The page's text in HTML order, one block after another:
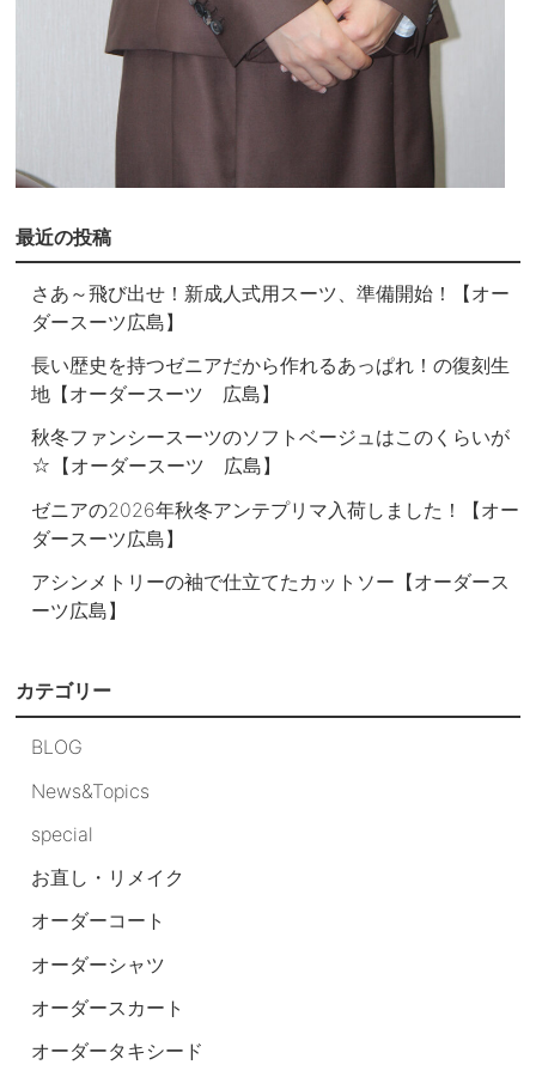
最近の投稿
さあ～飛び出せ！新成人式用スーツ、準備開始！【オー
ダースーツ広島】
長い歴史を持つゼニアだから作れるあっぱれ！の復刻生
地【オーダースーツ 広島】
秋冬ファンシースーツのソフトベージュはこのくらいが
☆【オーダースーツ 広島】
ゼニアの2026年秋冬アンテプリマ入荷しました！【オー
ダースーツ広島】
アシンメトリーの袖で仕立てたカットソー【オーダース
ーツ広島】
カテゴリー
BLOG
News&Topics
special
お直し・リメイク
オーダーコート
オーダーシャツ
オーダースカート
オーダータキシード